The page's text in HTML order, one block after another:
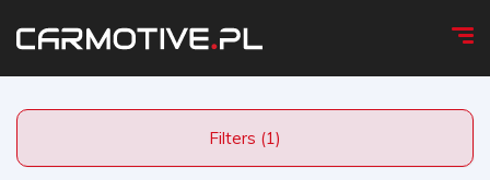
Filters (1)